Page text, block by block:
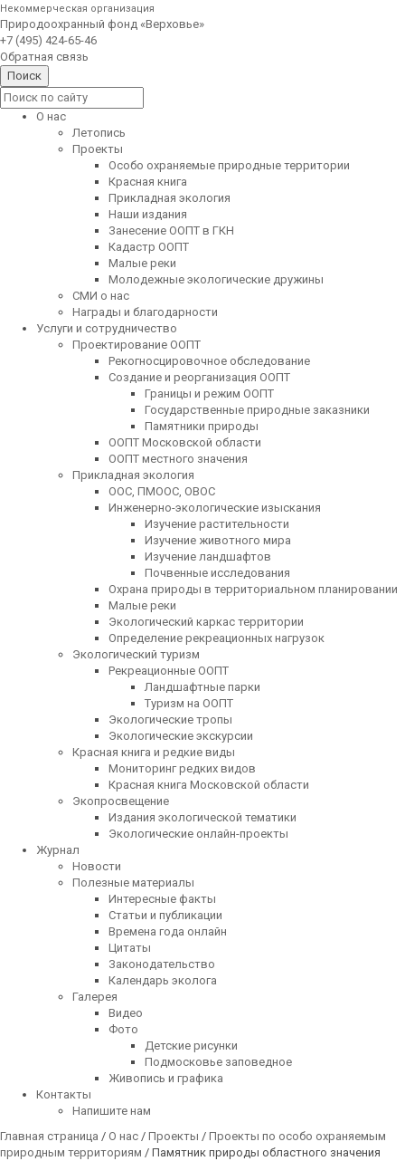
Некоммерческая организация
Природоохранный фонд «Верховье»
+7 (495) 424-65-46
Обратная связь
О нас
Летопись
Проекты
Особо охраняемые природные территории
Красная книга
Прикладная экология
Наши издания
Занесение ООПТ в ГКН
Кадастр ООПТ
Малые реки
Молодежные экологические дружины
СМИ о нас
Награды и благодарности
Услуги и сотрудничество
Проектирование ООПТ
Рекогносцировочное обследование
Создание и реорганизация ООПТ
Границы и режим ООПТ
Государственные природные заказники
Памятники природы
ООПТ Московской области
ООПТ местного значения
Прикладная экология
ООС, ПМООС, ОВОС
Инженерно-экологические изыскания
Изучение растительности
Изучение животного мира
Изучение ландшафтов
Почвенные исследования
Охрана природы в территориальном планировании
Малые реки
Экологический каркас территории
Определение рекреационных нагрузок
Экологический туризм
Рекреационные ООПТ
Ландшафтные парки
Туризм на ООПТ
Экологические тропы
Экологические экскурсии
Красная книга и редкие виды
Мониторинг редких видов
Красная книга Московской области
Экопросвещение
Издания экологической тематики
Экологические онлайн-проекты
Журнал
Новости
Полезные материалы
Интересные факты
Статьи и публикации
Времена года онлайн
Цитаты
Законодательство
Календарь эколога
Галерея
Видео
Фото
Детские рисунки
Подмосковье заповедное
Живопись и графика
Контакты
Напишите нам
Главная страница / О нас / Проекты / Проекты по особо охраняемым
природным территориям / Памятник природы областного значения